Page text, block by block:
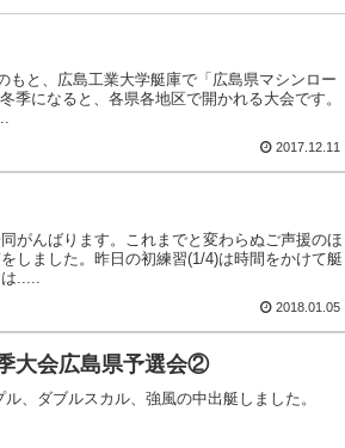
もと、広島工業大学艇庫で「広島県マシンロー
季になると、各県各地区で開かれる大会です。
2017.12.11
がんばります。これまでと変わらぬご声援のほ
しました。昨日の初練習(1/4)は時間をかけて艇
.....
2018.01.05
大会広島県予選会②
、ダブルスカル、強風の中出艇しました。